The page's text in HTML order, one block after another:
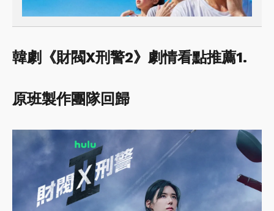
韓劇《財閥X刑警2》劇情看點推薦1.
原班製作團隊回歸